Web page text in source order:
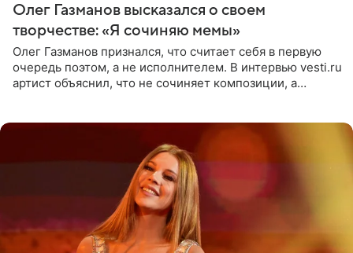
Олег Газманов высказался о своем
творчестве: «Я сочиняю мемы»
Олег Газманов признался, что считает себя в первую
очередь поэтом, а не исполнителем. В интервью vesti.ru
артист объяснил, что не сочиняет композиции, а